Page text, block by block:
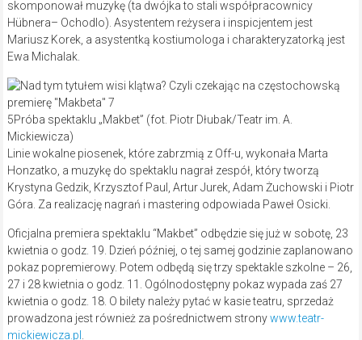
skomponował muzykę (ta dwójka to stali współpracownicy
Hübnera– Ochodlo). Asystentem reżysera i inspicjentem jest
Mariusz Korek, a asystentką kostiumologa i charakteryzatorką jest
Ewa Michalak.
5Próba spektaklu „Makbet” (fot. Piotr Dłubak/Teatr im. A.
Mickiewicza)
Linie wokalne piosenek, które zabrzmią z Off-u, wykonała Marta
Honzatko, a muzykę do spektaklu nagrał zespół, który tworzą
Krystyna Gedzik, Krzysztof Paul, Artur Jurek, Adam Żuchowski i Piotr
Góra. Za realizację nagrań i mastering odpowiada Paweł Osicki.
Oficjalna premiera spektaklu “Makbet” odbędzie się już w sobotę, 23
kwietnia o godz. 19. Dzień później, o tej samej godzinie zaplanowano
pokaz popremierowy. Potem odbędą się trzy spektakle szkolne – 26,
27 i 28 kwietnia o godz. 11. Ogólnodostępny pokaz wypada zaś 27
kwietnia o godz. 18. O bilety należy pytać w kasie teatru, sprzedaż
prowadzona jest również za pośrednictwem stronywww.teatr-
mickiewicza.pl